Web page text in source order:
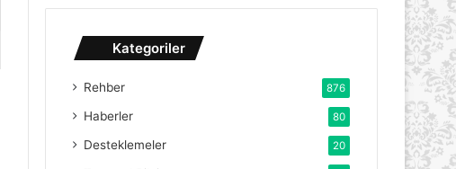
Kategoriler
Rehber 876
Haberler 80
Desteklemeler 20